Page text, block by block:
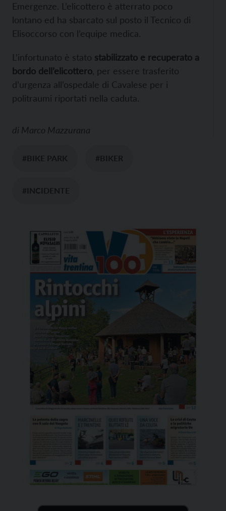
Emergenze. L’elicottero è atterrato poco
lontano ed ha sbarcato sul posto il Tecnico di
Elisoccorso con l’equipe medica.
L’infortunato è stato stabilizzato e recuperato a
bordo dell’elicottero , per essere trasferito
d’urgenza all’ospedale di Cavalese per i
politraumi riportati nella caduta.
di Marco Mazzurana
#BIKE PARK #BIKER
#INCIDENTE